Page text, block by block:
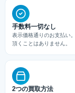
手数料一切なし
表示価格通りのお支払い
頂くことはありません。
2つの買取方法